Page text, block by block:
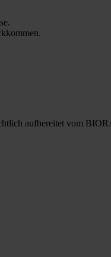
aufbereitet vom